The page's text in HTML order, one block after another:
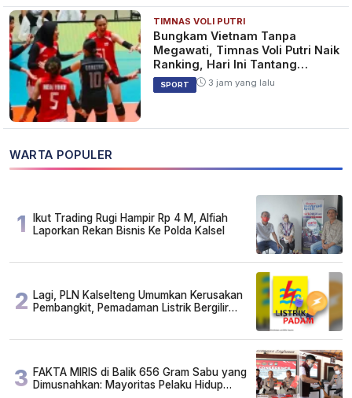
TIMNAS VOLI PUTRI
Bungkam Vietnam Tanpa
Megawati, Timnas Voli Putri Naik
Ranking, Hari Ini Tantang
Thailand
SPORT 3 jam yang lalu
WARTA POPULER
1
Ikut Trading Rugi Hampir Rp 4 M, Alfiah
Laporkan Rekan Bisnis Ke Polda Kalsel
2 Lagi, PLN Kalselteng Umumkan Kerusakan
Pembangkit, Pemadaman Listrik Bergilir
3 FAKTA MIRIS di Balik 656 Gram Sabu yang
Dimusnahkan: Mayoritas Pelaku Hidup